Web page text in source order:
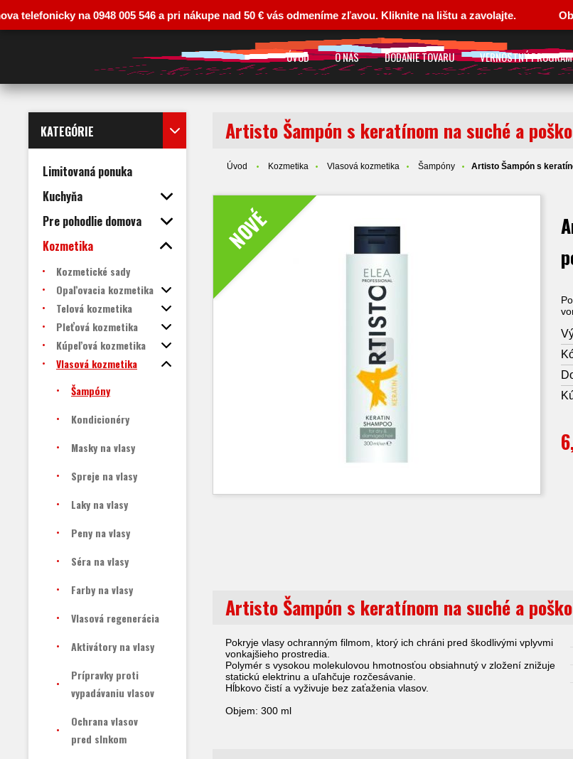
ÚVOD O NÁS DODANIE TOVARU VERNOSTNÝ PROGRAM
KATEGÓRIE
Limitovaná ponuka
Kuchyňa
Pre pohodlie domova
Kozmetika
Kozmetické sady
Opaľovacia kozmetika
Telová kozmetika
Pleťová kozmetika
Kúpeľová kozmetika
Vlasová kozmetika
Šampóny
Kondicionéry
Masky na vlasy
Spreje na vlasy
Laky na vlasy
Peny na vlasy
Séra na vlasy
Farby na vlasy
Vlasová regenerácia
Aktivátory na vlasy
Prípravky proti
vypadávaniu vlasov
Ochrana vlasov
pred slnkom
Artisto Šampón s keratínom na suché a
Úvod Kozmetika Vlasová kozmetika Šampóny Artisto Šampón s
NOVÉ
Artisto Šampón s keratínom na suché a
Pokryje vlasy ochranným filmom, ktorý ich chráni pred škodlivými vplyvmi
vonkajšieho prostredia.
Polymér s vysokou molekulovou hmotnosťou obsiahnutý v zložení znižuje
statickú elektrinu a uľahčuje rozčesávanie.
Hĺbkovo čistí a vyživuje bez zaťaženia vlasov.
Objem: 300 ml
na 0948 005 546 a pri nákupe nad 50 € vás odmeníme zľavou. Kliknite na lištu a zavolajte.